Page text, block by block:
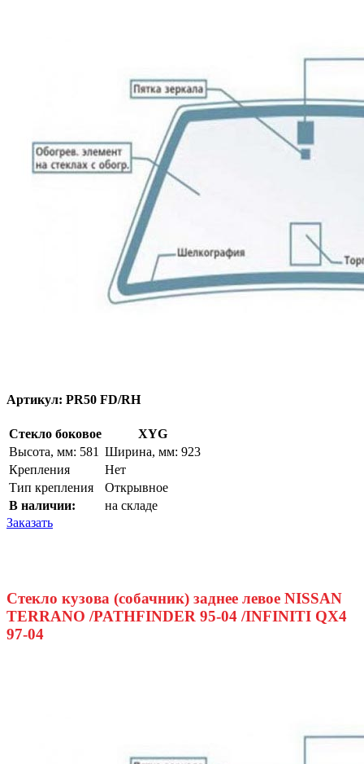
Артикул: PR50 FD/RH
Стекло боковое
XYG
Высота, мм: 581 Ширина, мм: 923
Крепления
Нет
Тип крепления
Открывное
В наличии:
на складе
Заказать
Стекло кузова (собачник) заднее левое NISSAN
TERRANO /PATHFINDER 95-04 /INFINITI QX4
97-04